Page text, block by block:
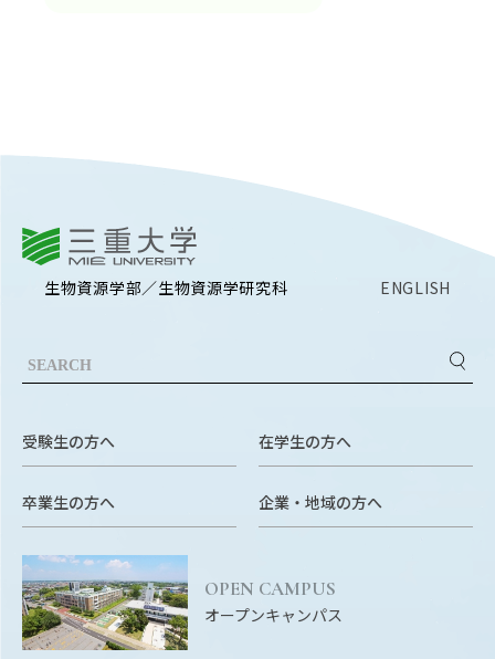
三重県津市栗真町屋町1577
サイトマップ
お問い合わせ
交通案内
YouTube
教職
生物資源学部／生物資源学研究科 ENGLISH
受験生の方へ 在学生の方へ
卒業生の方へ 企業・地域の方へ
OPEN CAMPUS
オープンキャンパス